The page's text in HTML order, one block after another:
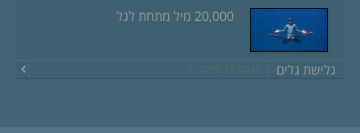
20,000 מיל מתחת לגל
גלישת גלים דצמבר 13, 2019